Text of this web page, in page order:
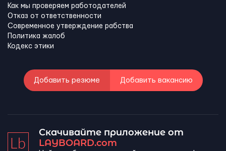
Как мы проверяем работодателей
Отказ от ответственности
Современное утверждение рабства
Политика жалоб
Кодекс этики
Добавить резюме Добавить вакансию
Скачивайте приложение от
LAYBOARD.com